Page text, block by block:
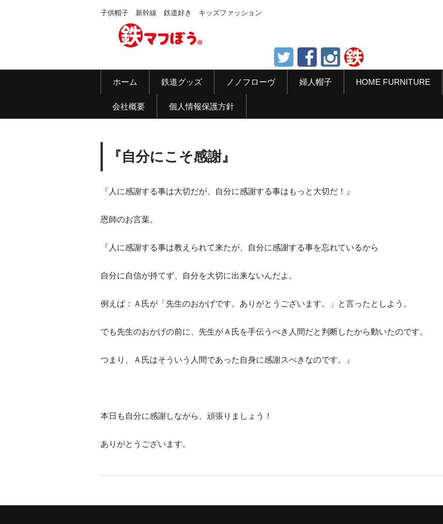
子供帽子 新幹線 鉄道好き キッズファッション
ホーム 鉄道グッズ ノノフローヴ 婦人帽子 HOME FURNITURE
会社概要 個人情報保護方針
『自分にこそ感謝』
『人に感謝する事は大切だが、自分に感謝する事はもっと大切だ！』
恩師のお言葉。
『人に感謝する事は教えられて来たが、自分に感謝する事を忘れているから
自分に自信が持てず、自分を大切に出来ないんだよ。
例えば：Ａ氏が「先生のおかげです。ありがとうございます。」と言ったとしよう。
でも先生のおかげの前に、先生がＡ氏を手伝うべき人間だと判断したから動いたのです。
つまり、Ａ氏はそういう人間であった自身に感謝スべきなのです。』
本日も自分に感謝しながら、頑張りましょう！
ありがとうございます。